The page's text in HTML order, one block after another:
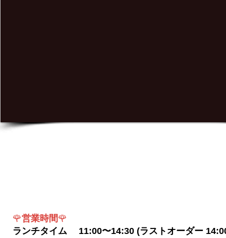
🌹営業時間🌹
ランチタイム 11:00〜14:30 (ラストオーダー